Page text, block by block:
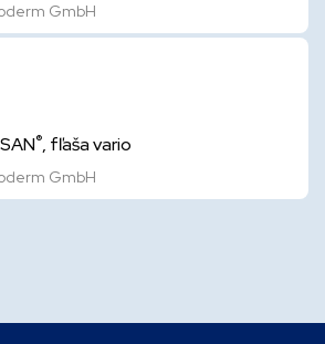
GmbH
®, fľaša vario
GmbH